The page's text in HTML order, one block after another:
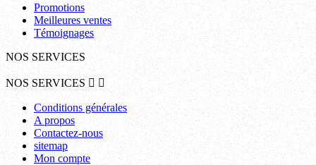
Promotions
Meilleures ventes
Témoignages
NOS SERVICES
NOS SERVICES  
Conditions générales
A propos
Contactez-nous
sitemap
Mon compte